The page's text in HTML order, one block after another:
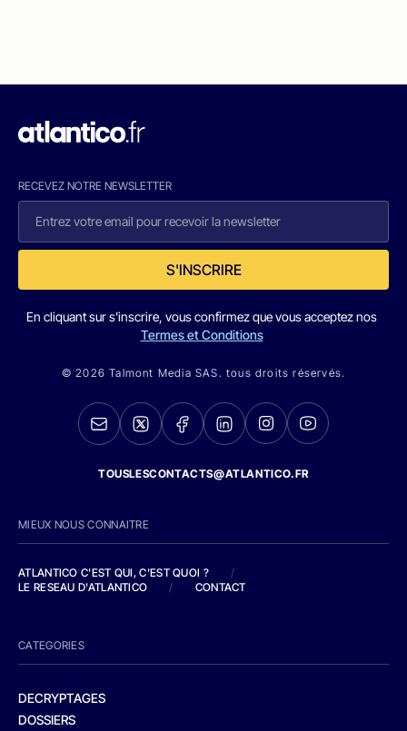
RECEVEZ NOTRE NEWSLETTER
S'INSCRIRE
En cliquant sur s'inscrire, vous confirmez que vous acceptez nos
Termes et Conditions
© 2026 Talmont Media SAS. tous droits réservés.
TOUSLESCONTACTS@ATLANTICO.FR
MIEUX NOUS CONNAITRE
ATLANTICO C'EST QUI, C'EST QUOI ?
/
LE RESEAU D'ATLANTICO
/ CONTACT
CATEGORIES
DECRYPTAGES
DOSSIERS